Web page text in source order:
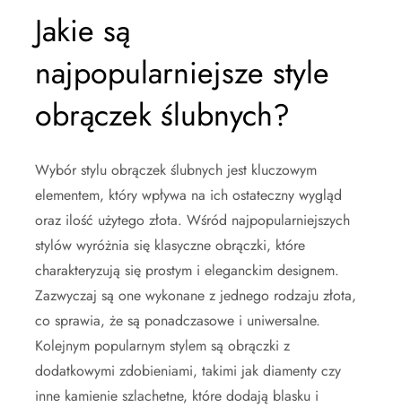
Jakie są
najpopularniejsze style
obrączek ślubnych?
Wybór stylu obrączek ślubnych jest kluczowym
elementem, który wpływa na ich ostateczny wygląd
oraz ilość użytego złota. Wśród najpopularniejszych
stylów wyróżnia się klasyczne obrączki, które
charakteryzują się prostym i eleganckim designem.
Zazwyczaj są one wykonane z jednego rodzaju złota,
co sprawia, że są ponadczasowe i uniwersalne.
Kolejnym popularnym stylem są obrączki z
dodatkowymi zdobieniami, takimi jak diamenty czy
inne kamienie szlachetne, które dodają blasku i